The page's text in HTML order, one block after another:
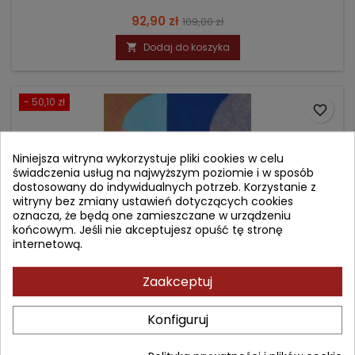
Cena
92,90 zł Cena
podstawowa
109,00 zł
 Dodaj do koszyka
- 50,10 zł
ATLAS ULTRASONOGRAFICZNY GUZÓW PIERSI
favorite_border
Niniejsza witryna wykorzystuje pliki cookies w celu
świadczenia usług na najwyższym poziomie i w sposób
dostosowany do indywidualnych potrzeb. Korzystanie z
witryny bez zmiany ustawień dotyczących cookies
oznacza, że będą one zamieszczane w urządzeniu
końcowym. Jeśli nie akceptujesz opuść tę stronę
internetową.
Zaakceptuj
Konfiguruj